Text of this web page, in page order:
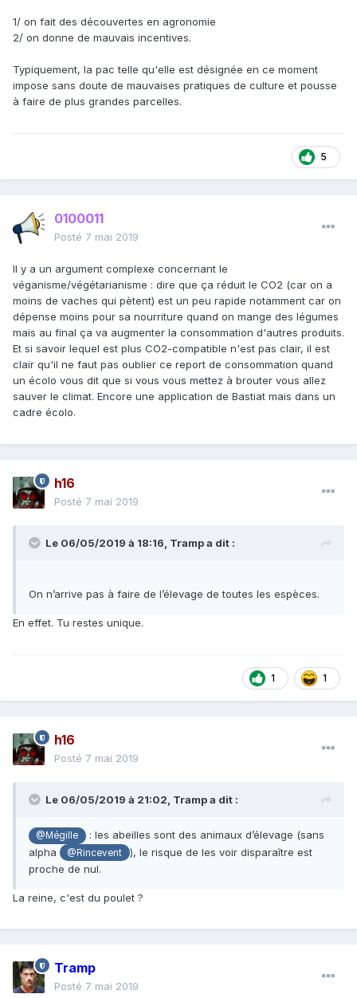
1/ on fait des découvertes en agronomie
2/ on donne de mauvais incentives.
Typiquement, la pac telle qu'elle est désignée en ce moment
impose sans doute de mauvaises pratiques de culture et pousse
à faire de plus grandes parcelles.
5
0100011
Posté 7 mai 2019
Il y a un argument complexe concernant le
véganisme/végétarianisme : dire que ça réduit le CO2 (car on a
moins de vaches qui pètent) est un peu rapide notamment car on
dépense moins pour sa nourriture quand on mange des légumes
mais au final ça va augmenter la consommation d'autres produits.
Et si savoir lequel est plus CO2-compatible n'est pas clair, il est
clair qu'il ne faut pas oublier ce report de consommation quand
un écolo vous dit que si vous vous mettez à brouter vous allez
sauver le climat. Encore une application de Bastiat mais dans un
cadre écolo.
h16
Posté 7 mai 2019
Le 06/05/2019 à 18:16, Trampa dit :
On n’arrive pas à faire de l’élevage de toutes les espèces.
En effet. Tu restes unique.
1 1
h16
Posté 7 mai 2019
Le 06/05/2019 à 21:02, Trampa dit :
@Mégille
: les abeilles sont des animaux d’élevage (sans
alpha
@Rincevent
), le risque de les voir disparaître est
proche de nul.
La reine, c'est du poulet ?
Tramp
Posté 7 mai 2019